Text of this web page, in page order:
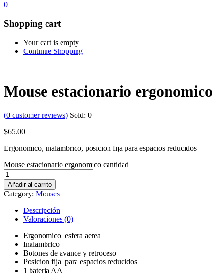
0
Shopping cart
Your cart is empty
Continue Shopping
Mouse estacionario ergonomico
(0 customer reviews) Sold: 0
$65.00
Ergonomico, inalambrico, posicion fija para espacios reducidos
Mouse estacionario ergonomico cantidad
Añadir al carrito
Category: Mouses
Descripción
Valoraciones (0)
Ergonomico, esfera aerea
Inalambrico
Botones de avance y retroceso
Posicion fija, para espacios reducidos
1 bateria AA